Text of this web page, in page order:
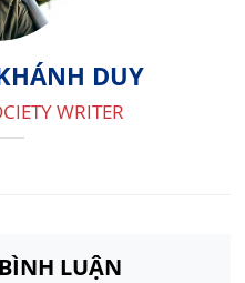
DUY
WRITER
LUẬN